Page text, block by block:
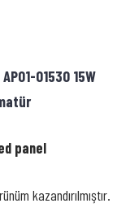
01530 15W
panel
kazandırılmıştır.